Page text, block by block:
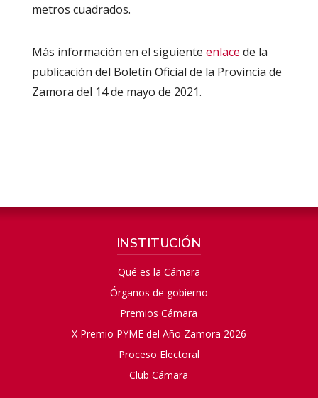
metros cuadrados.
Más información en el siguiente enlace de la
publicación del Boletín Oficial de la Provincia de
Zamora del 14 de mayo de 2021.
INSTITUCIÓN
Qué es la Cámara
Órganos de gobierno
Premios Cámara
X Premio PYME del Año Zamora 2026
Proceso Electoral
Club Cámara